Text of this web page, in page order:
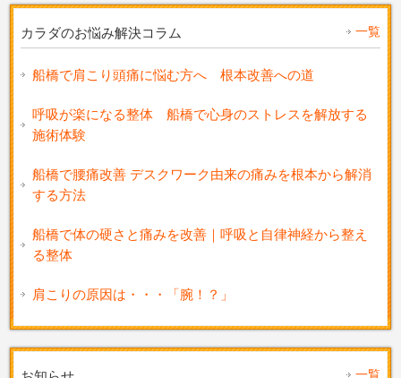
カラダのお悩み解決コラム 一覧
船橋で肩こり頭痛に悩む方へ 根本改善への道
呼吸が楽になる整体 船橋で心身のストレスを解放する
施術体験
船橋で腰痛改善 デスクワーク由来の痛みを根本から解消
する方法
船橋で体の硬さと痛みを改善｜呼吸と自律神経から整え
る整体
肩こりの原因は・・・「腕！？」
一覧